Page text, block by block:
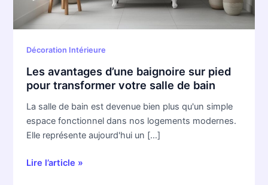
Décoration Intérieure
Les avantages d’une baignoire sur pied
pour transformer votre salle de bain
La salle de bain est devenue bien plus qu'un simple
espace fonctionnel dans nos logements modernes.
Elle représente aujourd'hui un […]
transformer
votre
de
bain
Lire l’article »